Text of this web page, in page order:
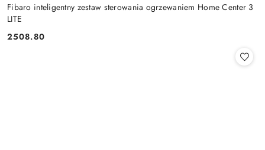
Fibaro inteligentny zestaw sterowania ogrzewaniem Home Center 3
LITE
Cena:
2508.80